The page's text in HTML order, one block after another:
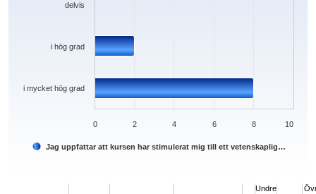
Jag uppfattar att kursen har stimulerat mig till ett vetenskaplig…
i mycket hög grad
i hög grad
delvis
0 2 4 6 8 10
Undre